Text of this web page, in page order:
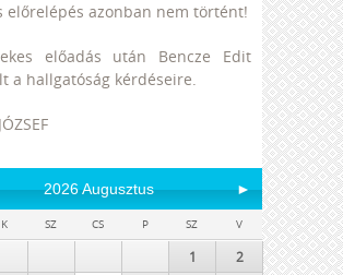
előrelépés azonban nem történt!
előadás után Bencze Edit
a hallgatóság kérdéseire.
2026 Augusztus ►
K SZ CS P SZ V
1
2